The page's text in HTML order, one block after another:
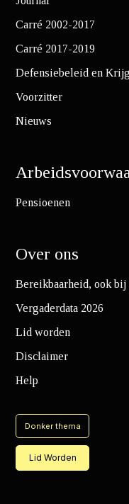
Carré 2002-2017
Carré 2017-2019
Defensiebeleid en
Voorzitter
Nieuws
Pensioenen
Over ons
Bereikbaarheid, ook bij
Vergaderdata 2026
Lid worden
Disclaimer
Help
Donker thema
Lid Worden